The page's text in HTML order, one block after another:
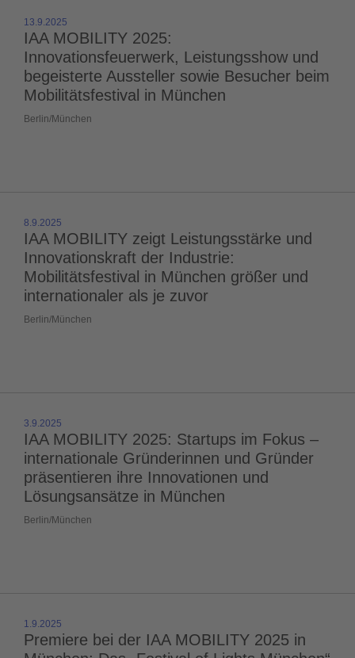
IAA MOBILITY 2025:
Innovationsfeuerwerk, Leistungsshow und
begeisterte Aussteller sowie Besucher beim
Mobilitätsfestival in München
13.9.2025
Berlin/München
IAA MOBILITY zeigt Leistungsstärke und
Innovationskraft der Industrie:
Mobilitätsfestival in München größer und
internationaler als je zuvor
8.9.2025
Berlin/München
IAA MOBILITY 2025: Startups im Fokus –
internationale Gründerinnen und Gründer
präsentieren ihre Innovationen und
Lösungsansätze in München
3.9.2025
Berlin/München
Premiere bei der IAA MOBILITY 2025 in
1.9.2025